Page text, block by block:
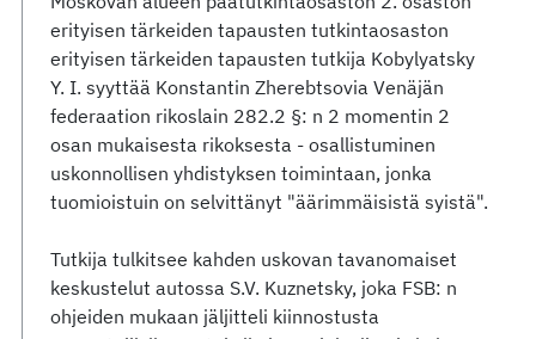
erityisen tärkeiden tapausten tutkintaosaston
erityisen tärkeiden tapausten tutkija Kobylyatsky
Y. I. syyttää Konstantin Zherebtsovia Venäjän
federaation rikoslain 282.2 §: n 2 momentin 2
osan mukaisesta rikoksesta - osallistuminen
uskonnollisen yhdistyksen toimintaan, jonka
tuomioistuin on selvittänyt "äärimmäisistä syistä".
Tutkija tulkitsee kahden uskovan tavanomaiset
keskustelut autossa S.V. Kuznetsky, joka FSB: n
ohjeiden mukaan jäljitteli kiinnostusta